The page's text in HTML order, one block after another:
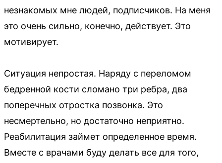
незнакомых мне людей, подписчиков. На меня
это очень сильно, конечно, действует. Это
мотивирует.
Ситуация непростая. Наряду с переломом
бедренной кости сломано три ребра, два
поперечных отростка позвонка. Это
несмертельно, но достаточно неприятно.
Реабилитация займет определенное время.
Вместе с врачами буду делать все для того,